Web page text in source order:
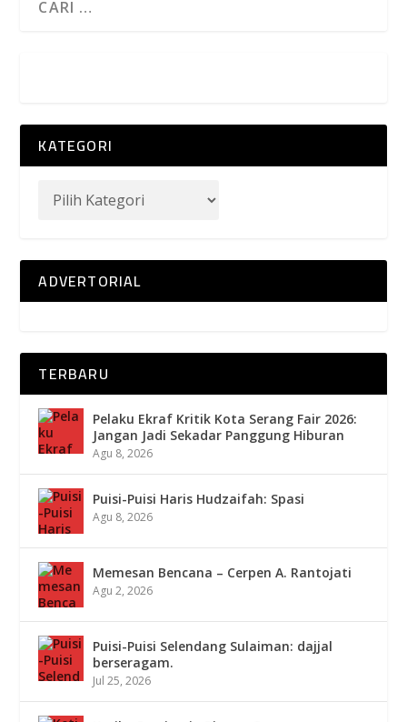
KATEGORI
ADVERTORIAL
TERBARU
Pelaku Ekraf Kritik Kota Serang Fair 2026:
Jangan Jadi Sekadar Panggung Hiburan
Agu 8, 2026
Puisi-Puisi Haris Hudzaifah: Spasi
Agu 8, 2026
Memesan Bencana – Cerpen A. Rantojati
Agu 2, 2026
Puisi-Puisi Selendang Sulaiman: dajjal
berseragam.
Jul 25, 2026